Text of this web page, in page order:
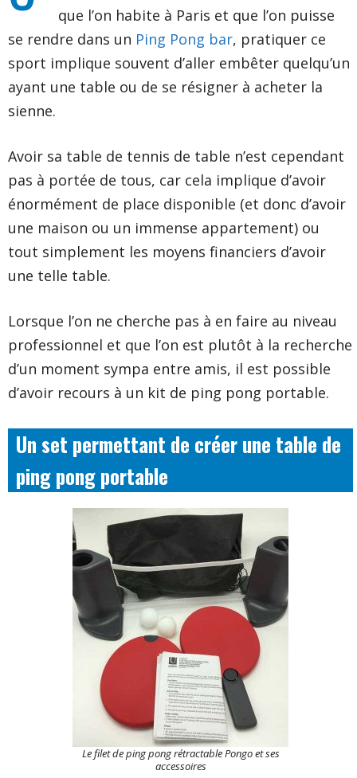
que l’on habite à Paris et que l’on puisse
se rendre dans un Ping Pong bar, pratiquer ce
sport implique souvent d’aller embêter quelqu’un
ayant une table ou de se résigner à acheter la
sienne.
Avoir sa table de tennis de table n’est cependant
pas à portée de tous, car cela implique d’avoir
énormément de place disponible (et donc d’avoir
une maison ou un immense appartement) ou
tout simplement les moyens financiers d’avoir
une telle table.
Lorsque l’on ne cherche pas à en faire au niveau
professionnel et que l’on est plutôt à la recherche
d’un moment sympa entre amis, il est possible
d’avoir recours à un kit de ping pong portable.
Un set permettant de créer une table de
ping pong portable
Le filet de ping pong rétractable Pongo et ses
accessoires